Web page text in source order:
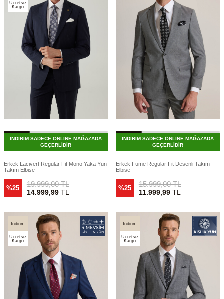
Ücretsiz
Kargo
İNDİRİM SADECE ONLİNE MAĞAZADA
GEÇERLİDİR
Erkek Lacivert Regular Fit Mono Yaka Yün
Takım Elbise
%25 19.999,00TL
14.999,99TL
İNDİRİM SADECE ONLİNE MAĞAZADA
GEÇERLİDİR
Erkek Füme Regular Fit Desenli Takım
Elbise
%25 15.999,00TL
11.999,99TL
İndirim
Ücretsiz
Kargo
İndirim
Ücretsiz
Kargo